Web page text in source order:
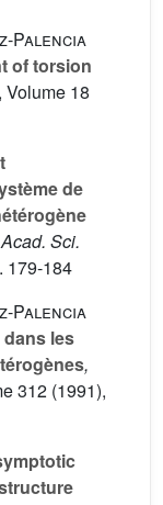
Palencia
of torsion
, Volume 18
de
Sci.
179-184
Palencia
les
,
312 (1991),